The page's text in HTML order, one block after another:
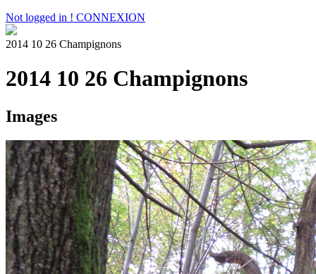
Not logged in ! CONNEXION
2014 10 26 Champignons
2014 10 26 Champignons
Images